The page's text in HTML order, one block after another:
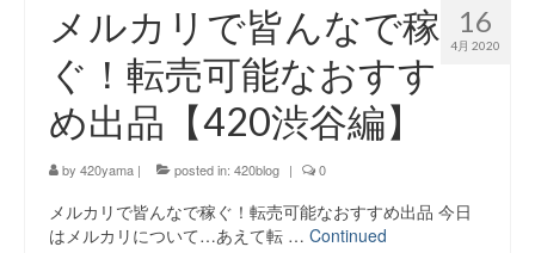
16
4月 2020
メルカリで皆んなで稼
ぐ！転売可能なおすす
め出品【420渋谷編】
by 420yama | posted in: 420blog | 0
メルカリで皆んなで稼ぐ！転売可能なおすすめ出品 今日
はメルカリについて…あえて転 … Continued